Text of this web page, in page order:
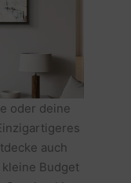
oder deine
auch
Budget